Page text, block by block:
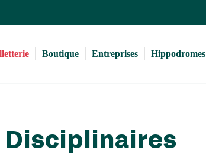
au
principal
Boutique Entreprises Hippodromes
Disciplinaires